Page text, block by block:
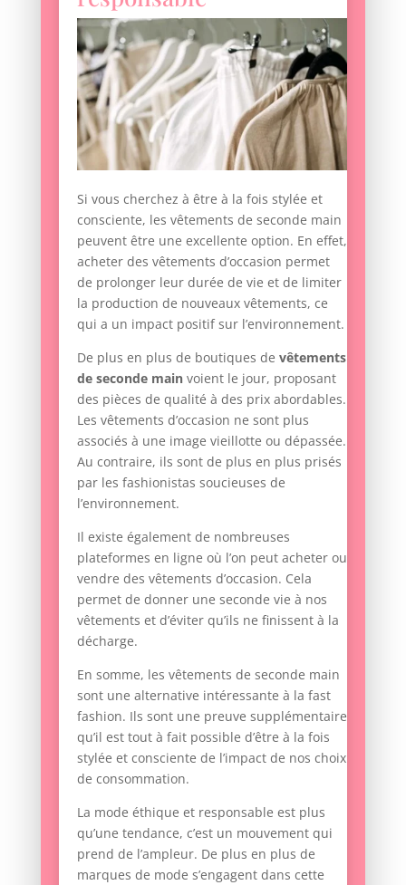
Si vous cherchez à être à la fois stylée et
consciente, les vêtements de seconde main
peuvent être une excellente option. En effet,
acheter des vêtements d’occasion permet
de prolonger leur durée de vie et de limiter
la production de nouveaux vêtements, ce
qui a un impact positif sur l’environnement.
De plus en plus de boutiques de vêtements
de seconde mainvoient le jour, proposant
des pièces de qualité à des prix abordables.
Les vêtements d’occasion ne sont plus
associés à une image vieillotte ou dépassée.
Au contraire, ils sont de plus en plus prisés
par les fashionistas soucieuses de
l’environnement.
Il existe également de nombreuses
plateformes en ligne où l’on peut acheter ou
vendre des vêtements d’occasion. Cela
permet de donner une seconde vie à nos
vêtements et d’éviter qu’ils ne finissent à la
décharge.
En somme, les vêtements de seconde main
sont une alternative intéressante à la fast
fashion. Ils sont une preuve supplémentaire
qu’il est tout à fait possible d’être à la fois
stylée et consciente de l’impact de nos choix
de consommation.
La mode éthique et responsable est plus
qu’une tendance, c’est un mouvement qui
prend de l’ampleur. De plus en plus de
marques de mode s’engagent dans cette